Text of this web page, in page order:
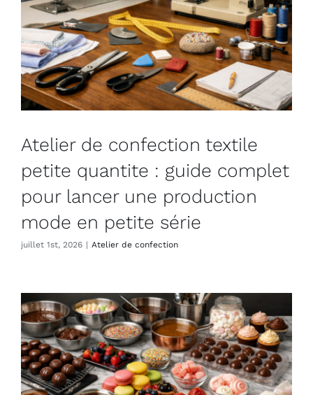
Atelier de confection textile
petite quantite : guide complet
pour lancer une production
mode en petite série
juillet 1st, 2026 | Atelier de confection